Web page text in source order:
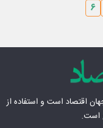
۶
اقتصاد است و استفاده از
است.